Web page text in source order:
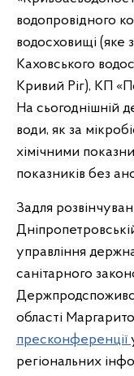
водопровідного
водосховищі (яке
Каховського
Кривий Ріг), КП
На сьогоднішній
води, як за
хімічними
показників без
Задля
управління
санітарного
області
пресконференції
регіональних